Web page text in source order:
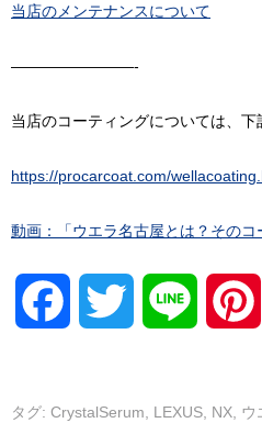
当店のメンテナンスについて
————————-
当店のコーティングについては、下
https://procarcoat.com/
動画：「ウエラ名古屋とは？そのコ
Facebook Twitter Line
タグ: CrystalSerum, LEXUS, NX, ウ